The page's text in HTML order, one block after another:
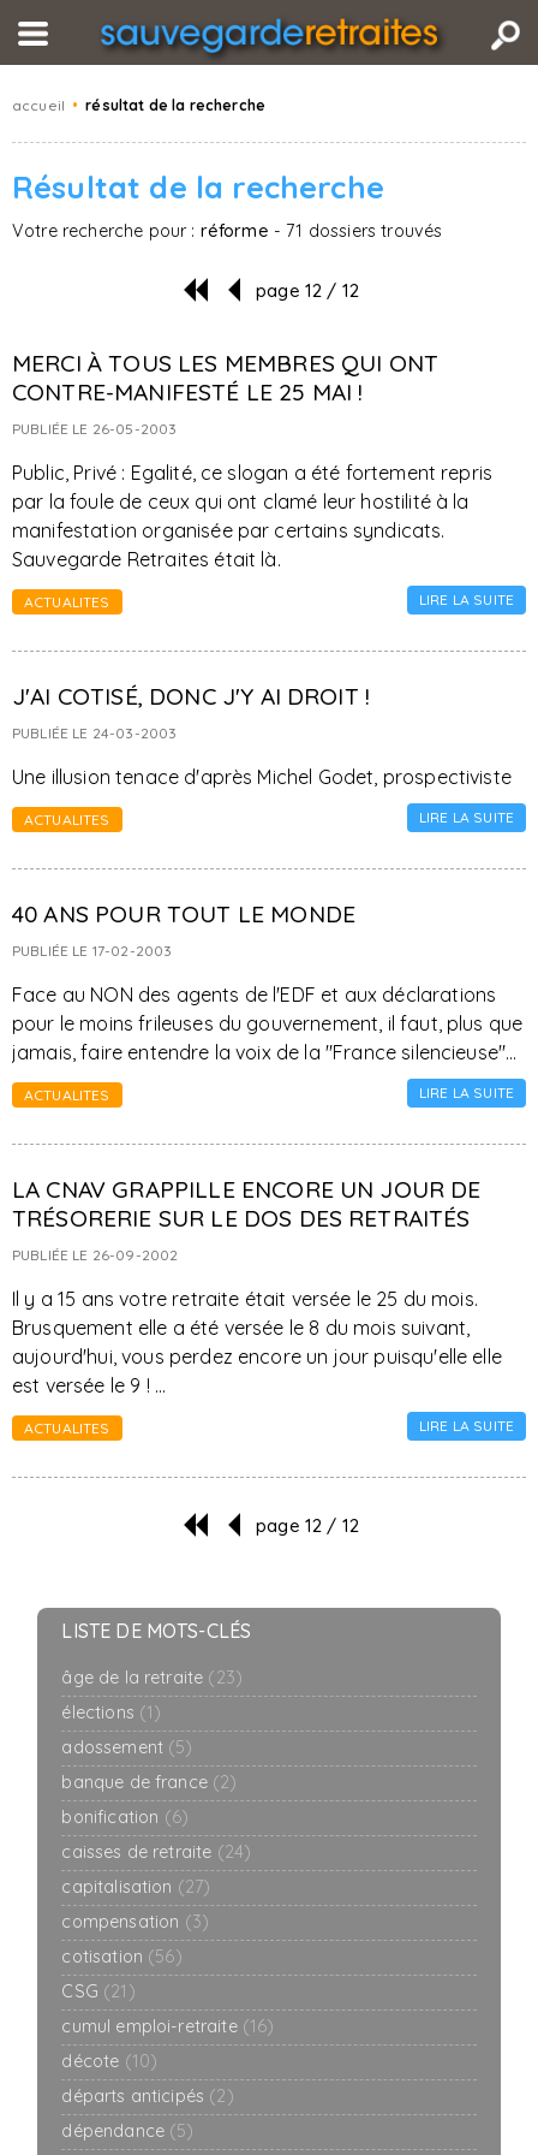
accueil • résultat de la recherche
Résultat de la recherche
Votre recherche pour : réforme - 71 dossiers trouvés
page 12 / 12
MERCI À TOUS LES MEMBRES QUI ONT
CONTRE-MANIFESTÉ LE 25 MAI !
PUBLIÉE LE 26-05-2003
Public, Privé : Egalité, ce slogan a été fortement repris
par la foule de ceux qui ont clamé leur hostilité à la
manifestation organisée par certains syndicats.
Sauvegarde Retraites était là.
ACTUALITES LIRE LA SUITE
J'AI COTISÉ, DONC J'Y AI DROIT !
PUBLIÉE LE 24-03-2003
Une illusion tenace d'après Michel Godet, prospectiviste
ACTUALITES LIRE LA SUITE
40 ANS POUR TOUT LE MONDE
PUBLIÉE LE 17-02-2003
Face au NON des agents de l'EDF et aux déclarations
pour le moins frileuses du gouvernement, il faut, plus que
jamais, faire entendre la voix de la "France silencieuse"...
ACTUALITES LIRE LA SUITE
LA CNAV GRAPPILLE ENCORE UN JOUR DE
TRÉSORERIE SUR LE DOS DES RETRAITÉS
PUBLIÉE LE 26-09-2002
Il y a 15 ans votre retraite était versée le 25 du mois.
Brusquement elle a été versée le 8 du mois suivant,
aujourd'hui, vous perdez encore un jour puisqu'elle elle
est versée le 9 ! ...
ACTUALITES LIRE LA SUITE
page 12 / 12
LISTE DE MOTS-CLÉS
âge de la retraite (23)
élections (1)
adossement (5)
banque de france (2)
bonification (6)
caisses de retraite (24)
capitalisation (27)
compensation (3)
cotisation (56)
CSG (21)
cumul emploi-retraite (16)
décote (10)
départs anticipés (2)
dépendance (5)